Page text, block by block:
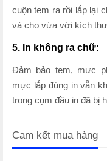
cuộn tem ra rồi lắp lại
và cho vừa với kích
5. In không ra chữ:
Đảm bảo tem, mực
mực lắp đúng in vẫn
trong cụm đầu in đã bị
Cam kết mua hàng